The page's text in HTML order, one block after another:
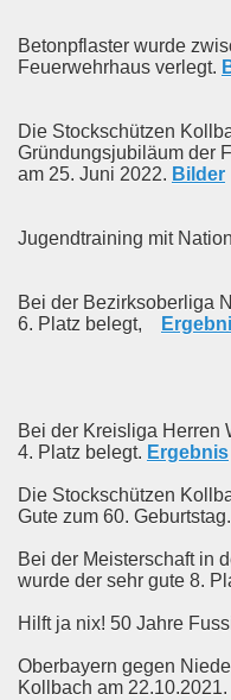
Betonpflaster wurde
Feuerwehrhaus verlegt.
Die Stockschützen
Gründungsjubiläum der
am 25. Juni 2022. Bilder
Jugendtraining mit
Bei der Bezirksoberliga
6. Platz belegt,
Bei der Kreisliga Herren
4. Platz belegt. Ergebnis
Die Stockschützen
Gute zum 60. Geburtstag.
Bei der Meisterschaft in
wurde der sehr gute 8.
Hilft ja nix! 50 Jahre
Oberbayern gegen
Kollbach am 22.10.2021.